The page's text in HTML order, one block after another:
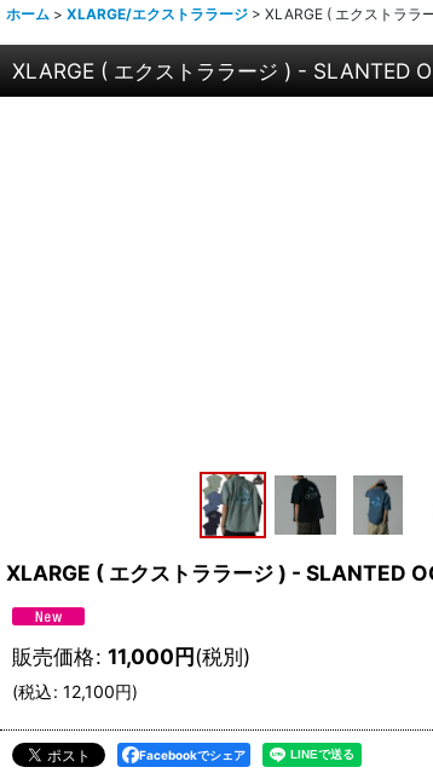
ホーム > XLARGE/エクストララージ > XLARGE ( エクストララ
XLARGE ( エクストララージ ) - SLANTED
XLARGE ( エクストララージ ) - SLANTED
販売価格: 11,000円(税別)
(税込: 12,100円)
Facebookでシェア